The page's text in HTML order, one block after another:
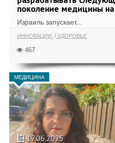
поколение медицины
Израиль запускает...
ИННОВАЦИИ ЗДОРОВЬЕ
467
МЕДИЦИНА
17.06.2025